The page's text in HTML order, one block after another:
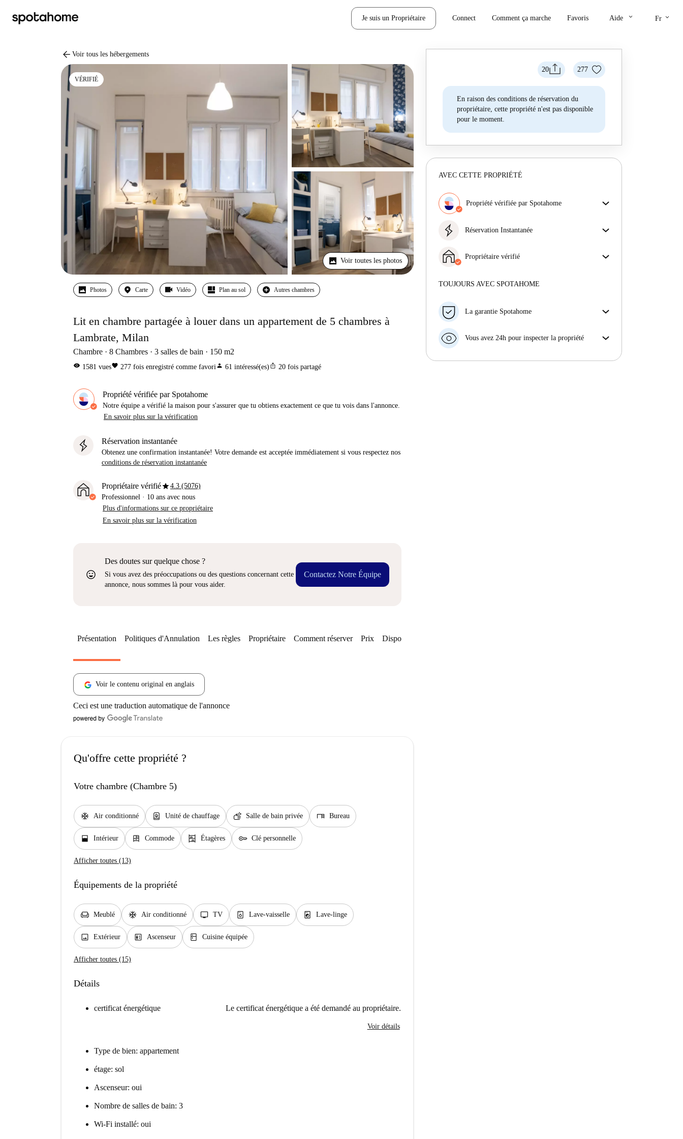
Je suis un Propriétaire Connect Comment ça marche Favoris Aide keyboard_arrow_down Fr keyboard_arrow_down
arrow_back Voir tous les hébergements
VÉRIFIÉ
Voir toutes les photos
Photos Carte Vidéo Plan au sol Autres chambres
Lit en chambre partagée à louer dans un appartement de 5 chambres à
Lambrate, Milan
Chambre 8 Chambres 3 salles de bain 150 m2
visibility 1581 vuesfavorite 277 fois enregistré comme favoriperson 61 intéressé(es) ios_share 20 fois partagé
Propriété vérifiée par Spotahome
Notre équipe a vérifié la maison pour s'assurer que tu obtiens exactement ce que tu vois dans l'annonce.
En savoir plus sur la vérification
Réservation instantanée
Obtenez une confirmation instantanée! Votre demande est acceptée immédiatement si vous respectez nos
conditions de réservation instantanée
Propriétaire vérifiéstar4.3 (5076)
Professionnel · 10 ans avec nous
Plus d'informations sur ce propriétaire
En savoir plus sur la vérification
sentiment_very_satisfied
Des doutes sur quelque chose ?
Si vous avez des préoccupations ou des questions concernant cette
annonce, nous sommes là pour vous aider.
Contactez Notre Équipe
20 277
En raison des conditions de réservation du
propriétaire, cette propriété n'est pas disponible
pour le moment.
AVEC CETTE PROPRIÉTÉ
Propriété vérifiée par Spotahome
obtiens exactement ce que tu vois dans l'annonce.
Réservation Instantanée
acceptée immédiatement si elle satisfait les
conditions de la Réservation Instantanée.
Propriétaire vérifié
Plus d'informations sur ce propriétaire
TOUJOURS AVEC SPOTAHOME
La garantie Spotahome
préavis, nous allons soit (A) vous payer une chambre
soit (B) vous rembourser en totalité.
Vous avez 24h pour inspecter la propriété
Présentation Politiques d'Annulation Les règles Propriétaire Comment réserver Prix Disponibilités
Voir le contenu original en anglais
Ceci est une traduction automatique de l'annonce
Qu'offre cette propriété ?
Votre chambre (Chambre 5)
ac_unit Air conditionné water_heater Unité de chauffage soap Salle de bain privée desk Bureau
window_open Intérieur dresser Commode shelves Étagères key Clé personnelle
Afficher toutes (13)
Équipements de la propriété
chair Meublé ac_unit Air conditionné tv TV dishwasher_gen Lave-vaisselle local_laundry_service Lave-linge
image Extérieur elevator Ascenseur kitchen Cuisine équipée
Afficher toutes (15)
Détails
certificat énergétique Le certificat énergétique a été demandé au propriétaire.
Voir détails
Type de bien: appartement
étage: sol
Ascenseur: oui
Nombre de salles de bain: 3
Wi-Fi installé: oui